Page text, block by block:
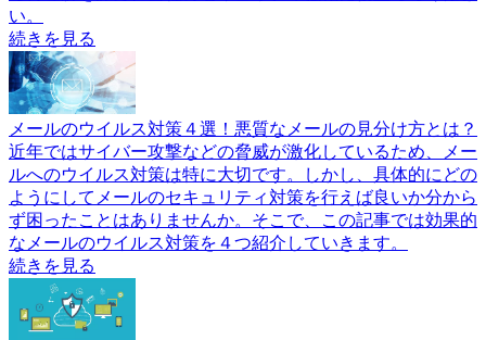
い。
続きを見る
メールのウイルス対策４選！悪質なメールの見分け方とは？
近年ではサイバー攻撃などの脅威が激化しているため、メー
ルへのウイルス対策は特に大切です。しかし、具体的にどの
ようにしてメールのセキュリティ対策を行えば良いか分から
ず困ったことはありませんか。そこで、この記事では効果的
なメールのウイルス対策を４つ紹介していきます。
続きを見る